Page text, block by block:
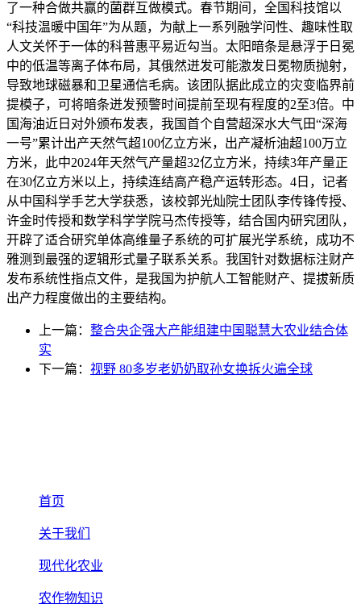
了一种合做共赢的菌群互做模式。春节期间，全国科技馆以
“科技温暖中国年”为从题，为献上一系列融学问性、趣味性取
人文关怀于一体的科普惠平易近勾当。太阳暗条是悬浮于日冕
中的低温等离子体布局，其俄然迸发可能激发日冕物质抛射，
导致地球磁暴和卫星通信毛病。该团队据此成立的灾变临界前
提模子，可将暗条迸发预警时间提前至现有程度的2至3倍。中
国海油近日对外颁布发表，我国首个自营超深水大气田“深海
一号”累计出产天然气超100亿立方米，出产凝析油超100万立
方米，此中2024年天然气产量超32亿立方米，持续3年产量正
在30亿立方米以上，持续连结高产稳产运转形态。4日，记者
从中国科学手艺大学获悉，该校郭光灿院士团队李传锋传授、
许金时传授和数学科学学院马杰传授等，结合国内研究团队，
开辟了适合研究单体高维量子系统的可扩展光学系统，成功不
雅测到最强的逻辑形式量子联系关系。我国针对数据标注财产
发布系统性指点文件，是我国为护航人工智能财产、提拔新质
出产力程度做出的主要结构。
上一篇： 整合央企强大产能组建中国聪慧大农业结合体
实
下一篇： 视野 80多岁老奶奶取孙女换拆火遍全球
首页
关于我们
现代化农业
农作物知识